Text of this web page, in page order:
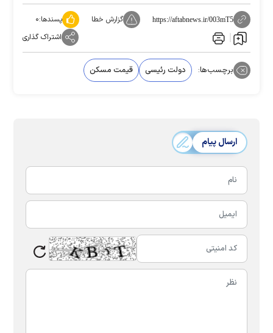
https://aftabnews.ir/003mT5 گزارش خطا پسندها:۰
اشتراک گذاری
برچسب‌ها: دولت رئیسی قیمت مسکن
ارسال پیام